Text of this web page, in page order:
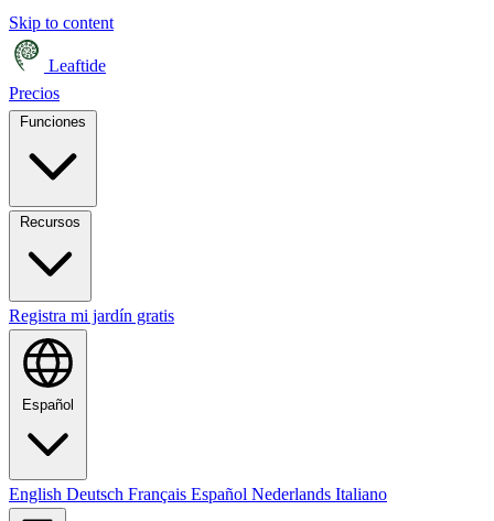
Skip to content
Leaftide
Precios
Registra mi jardín gratis
Español
English Deutsch Français Español Nederlands Italiano